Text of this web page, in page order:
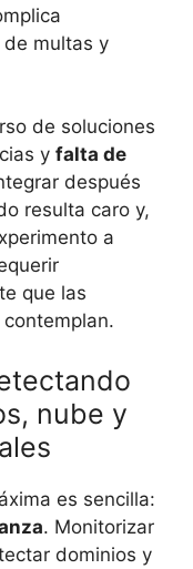
multas y
de soluciones
y falta de
después
resulta caro y,
a
que las
nube y
es sencilla:
. Monitorizar
dominios y